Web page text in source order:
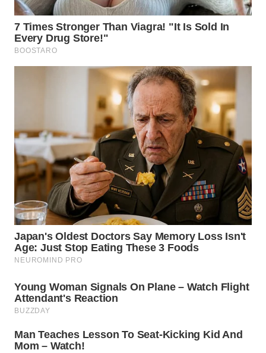
WN
LANGKAT
TANJUNG
LESUNG
WN
KARO
WN
SIMALUNGUN
WN
WN
TAPANULI
TENGAH